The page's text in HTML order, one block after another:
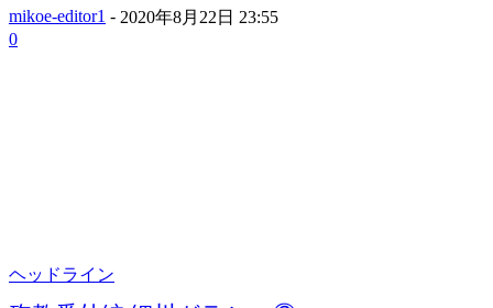
mikoe-editor1 - 2020年8月22日 23:55
0
ヘッドライン